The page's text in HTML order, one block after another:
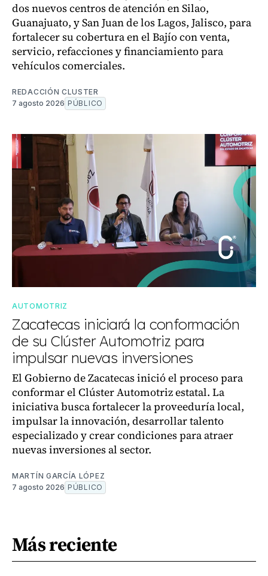
dos nuevos centros de atención en Silao,
Guanajuato, y San Juan de los Lagos, Jalisco, para
fortalecer su cobertura en el Bajío con venta,
servicio, refacciones y financiamiento para
vehículos comerciales.
REDACCIÓN CLUSTER
7 agosto 2026 PÚBLICO
AUTOMOTRIZ
Zacatecas iniciará la conformación
de su Clúster Automotriz para
impulsar nuevas inversiones
El Gobierno de Zacatecas inició el proceso para
conformar el Clúster Automotriz estatal. La
iniciativa busca fortalecer la proveeduría local,
impulsar la innovación, desarrollar talento
especializado y crear condiciones para atraer
nuevas inversiones al sector.
MARTÍN GARCÍA LÓPEZ
7 agosto 2026 PÚBLICO
Más reciente